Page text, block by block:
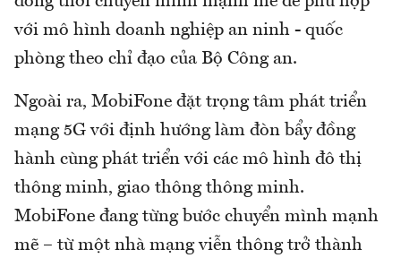
với mô hình doanh nghiệp an ninh - quốc
phòng theo chỉ đạo của Bộ Công an.
Ngoài ra, MobiFone đặt trọng tâm phát triển
mạng 5G với định hướng làm đòn bẩy đồng
hành cùng phát triển với các mô hình đô thị
thông minh, giao thông thông minh.
MobiFone đang từng bước chuyển mình mạnh
mẽ – từ một nhà mạng viễn thông trở thành